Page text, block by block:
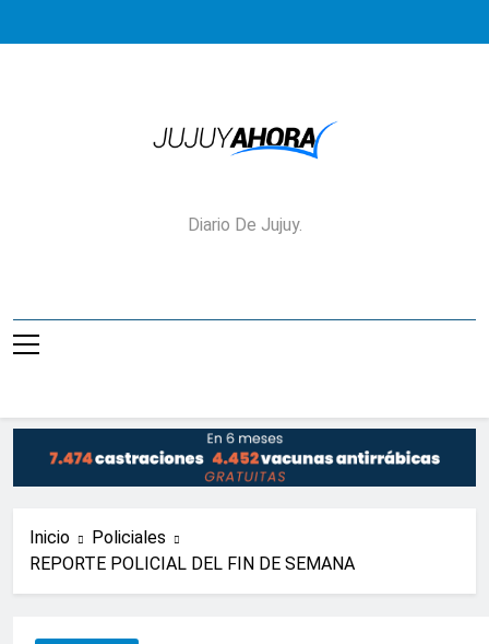
Jujuy Ahora!
Diario De Jujuy.
Inicio
Policiales
REPORTE POLICIAL DEL FIN DE SEMANA